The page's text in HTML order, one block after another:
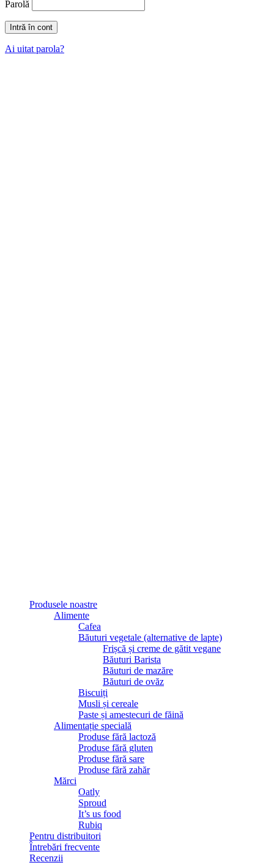
Parolă
Ai uitat parola?
Produsele noastre
Alimente
Cafea
Băuturi vegetale (alternative de lapte)
Frișcă și creme de gătit vegane
Băuturi Barista
Băuturi de mazăre
Băuturi de ovăz
Biscuiți
Musli și cereale
Paste și amestecuri de făină
Alimentație specială
Produse fără lactoză
Produse fără gluten
Produse fără sare
Produse fără zahăr
Mărci
Oatly
Sproud
It’s us food
Rubiq
Pentru distribuitori
Întrebări frecvente
Recenzii